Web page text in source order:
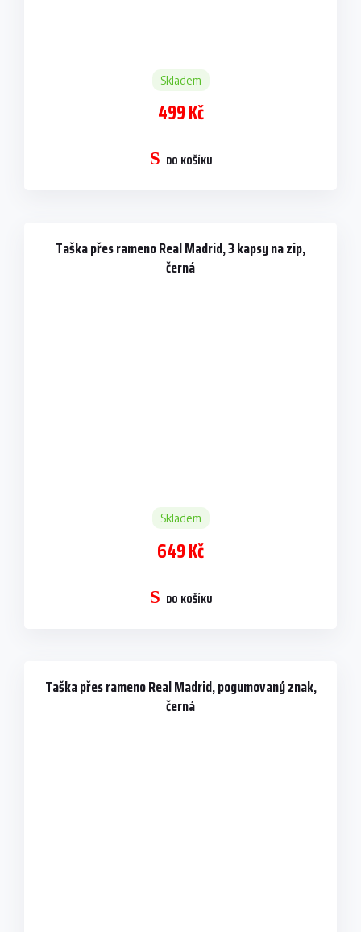
Skladem
499 Kč
DO KOŠÍKU
Taška přes rameno Real Madrid, 3 kapsy na zip,
černá
Skladem
649 Kč
DO KOŠÍKU
Taška přes rameno Real Madrid, pogumovaný znak,
černá